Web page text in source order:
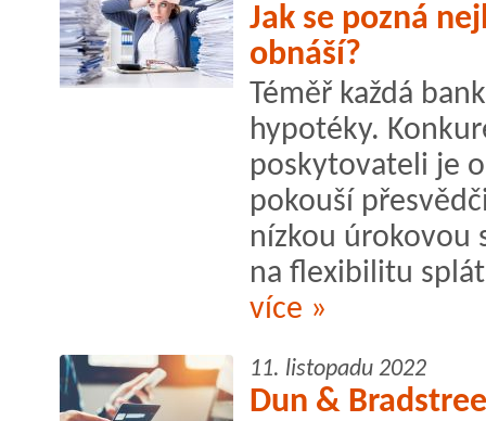
Jak se pozná
obnáší?
Téměř každá
hypotéky.
poskytovateli je
pokouší
nízkou úrokovou
na flexibilitu
více »
11. listopadu 2022
Dun &